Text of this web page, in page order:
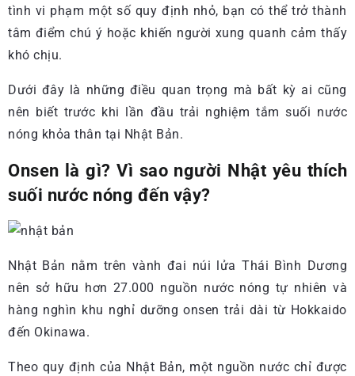
tình vi phạm một số quy định nhỏ, bạn có thể trở thành
tâm điểm chú ý hoặc khiến người xung quanh cảm thấy
khó chịu.
Dưới đây là những điều quan trọng mà bất kỳ ai cũng
nên biết trước khi lần đầu trải nghiệm tắm suối nước
nóng khỏa thân tại Nhật Bản.
Onsen là gì? Vì sao người Nhật yêu thích
suối nước nóng đến vậy?
Nhật Bản nằm trên vành đai núi lửa Thái Bình Dương
nên sở hữu hơn 27.000 nguồn nước nóng tự nhiên và
hàng nghìn khu nghỉ dưỡng onsen trải dài từ Hokkaido
đến Okinawa.
Theo quy định của Nhật Bản, một nguồn nước chỉ được